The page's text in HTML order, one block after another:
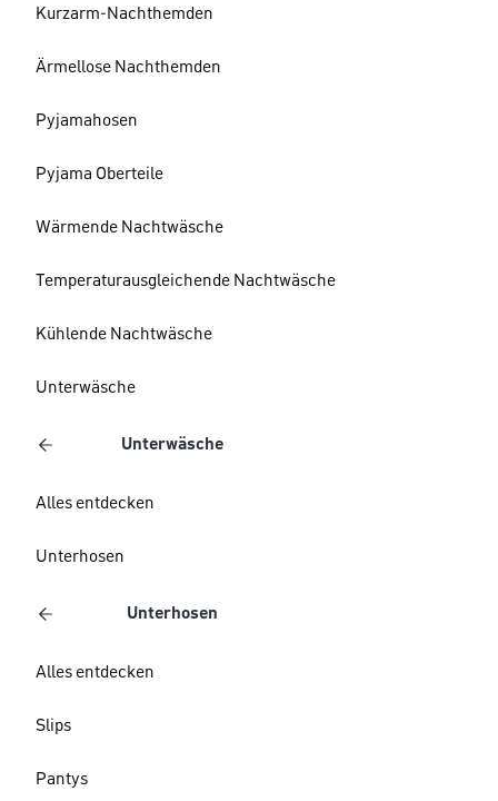
Kurzarm-Nachthemden
Ärmellose Nachthemden
Pyjamahosen
Pyjama Oberteile
Wärmende Nachtwäsche
Temperaturausgleichende Nachtwäsche
Kühlende Nachtwäsche
Unterwäsche
Unterwäsche
Alles entdecken
Unterhosen
Unterhosen
Alles entdecken
Slips
Pantys